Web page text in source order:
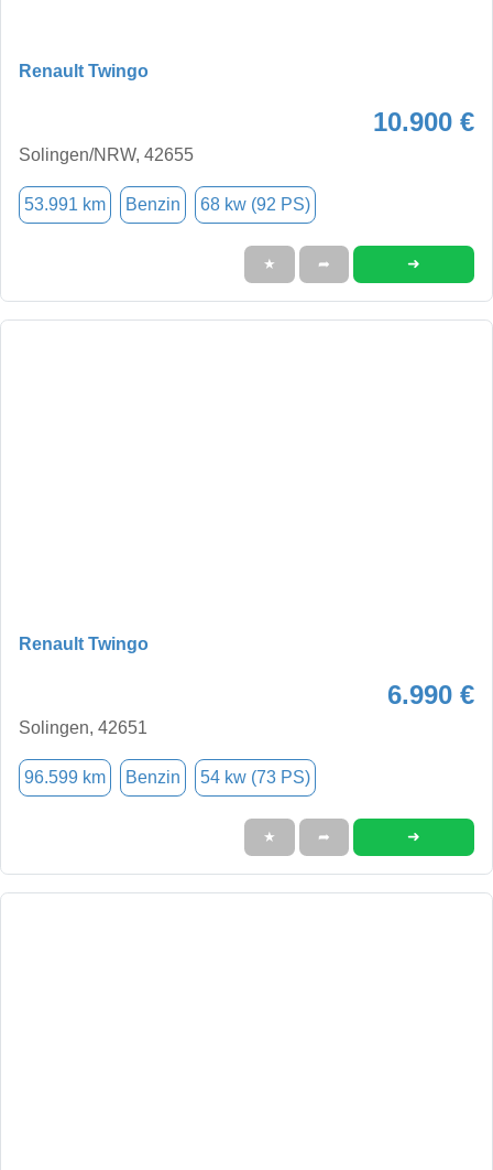
Renault Twingo
10.900 €
Solingen/NRW, 42655
53.991 km Benzin 68 kw (92 PS)
★ ➦ ➜
Renault Twingo
6.990 €
Solingen, 42651
96.599 km Benzin 54 kw (73 PS)
★ ➦ ➜